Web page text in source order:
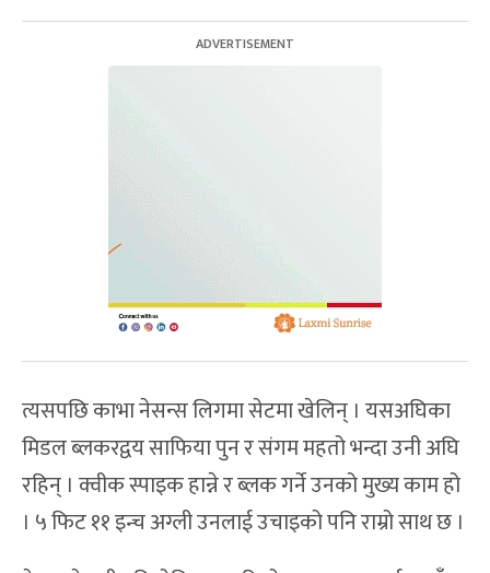
त्यसपछि काभा नेसन्स लिगमा सेटमा खेलिन् । यसअघिका
मिडल ब्लकरद्वय साफिया पुन र संगम महतो भन्दा उनी अघि
रहिन् । क्वीक स्पाइक हान्ने र ब्लक गर्ने उनको मुख्य काम हो
। ५ फिट ११ इन्च अग्ली उनलाई उचाइको पनि राम्रो साथ छ ।